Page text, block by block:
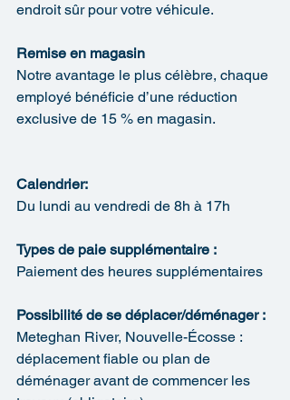
endroit sûr pour votre véhicule.
Remise en magasin
Notre avantage le plus célèbre, chaque
employé bénéficie d’une réduction
exclusive de 15 % en magasin.
Calendrier:
Du lundi au vendredi de 8h à 17h
Types de paie supplémentaire :
Paiement des heures supplémentaires
Possibilité de se déplacer/déménager :
Meteghan River, Nouvelle-Écosse :
déplacement fiable ou plan de
déménager avant de commencer les